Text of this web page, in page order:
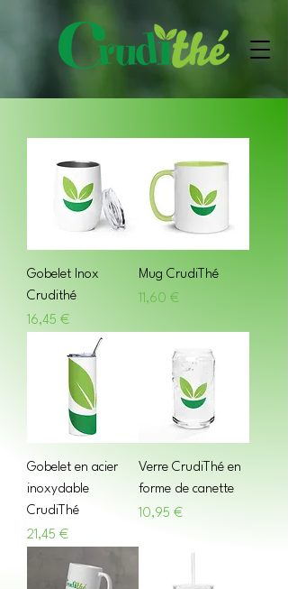
Gobelet Inox
Crudithé
Prix
16,45 €
Mug CrudiThé
Prix
11,60 €
Gobelet en acier
inoxydable
CrudiThé
Prix
21,45 €
Verre CrudiThé en
forme de canette
Prix
10,95 €